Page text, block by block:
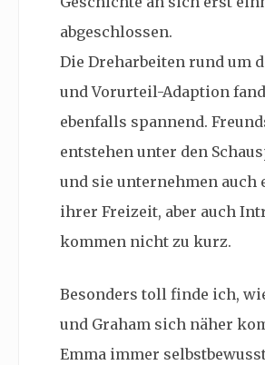
abgeschlossen.
Die Dreharbeiten rund um
und Vorurteil-Adaption
ebenfalls spannend.
entstehen unter den
und sie unternehmen auch
ihrer Freizeit, aber auch
kommen nicht zu kurz.
Besonders toll finde ich,
und Graham sich näher
Emma immer